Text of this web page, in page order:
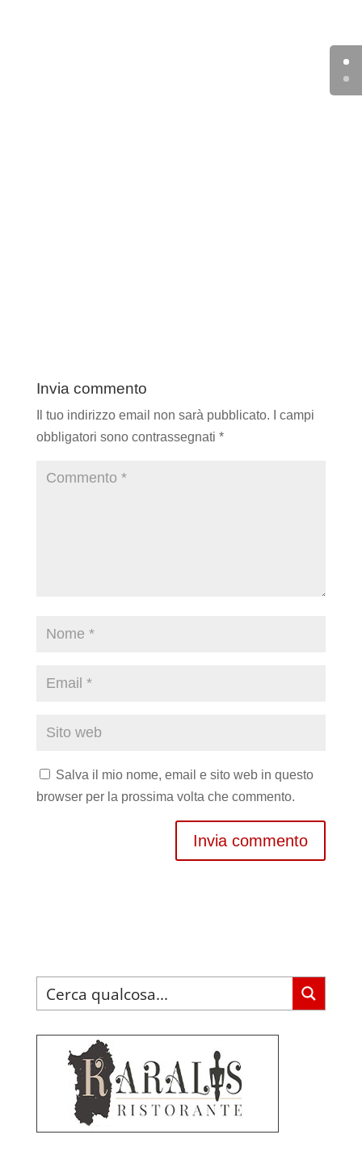
Invia commento
Il tuo indirizzo email non sarà pubblicato.
I campi
obbligatori sono contrassegnati *
Salva il mio nome, email e sito web in questo
browser per la prossima volta che commento.